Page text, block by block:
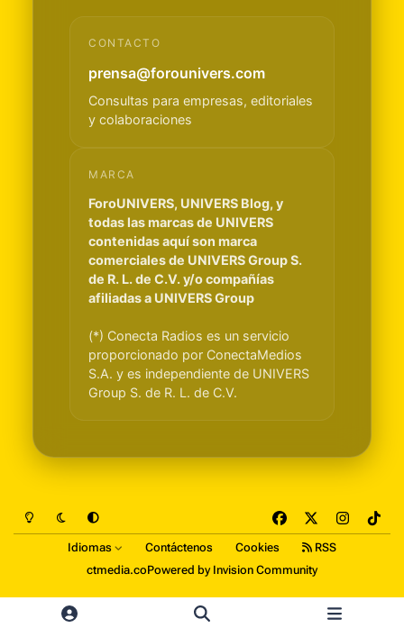
CONTACTO
prensa@forounivers.com
Consultas para empresas, editoriales
y colaboraciones
MARCA
ForoUNIVERS, UNIVERS Blog, y
todas las marcas de UNIVERS
contenidas aquí son marca
comerciales de UNIVERS Group S.
de R. L. de C.V. y/o compañías
afiliadas a UNIVERS Group
(*) Conecta Radios es un servicio
proporcionado por ConectaMedios
S.A. y es independiente de UNIVERS
Group S. de R. L. de C.V.
Light ModeDark ModeSystem Preference
a
c
e
b
n
s
a
g
i
o
Idiomas Contáctenos Cookies
RSS
ctmedia.coPowered by Invision Community